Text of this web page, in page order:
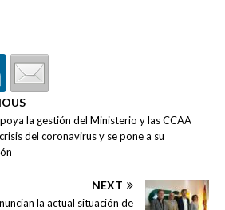
la gestión del Ministerio y las CCAA
del coronavirus y se pone a su
NEXT
la actual situación de